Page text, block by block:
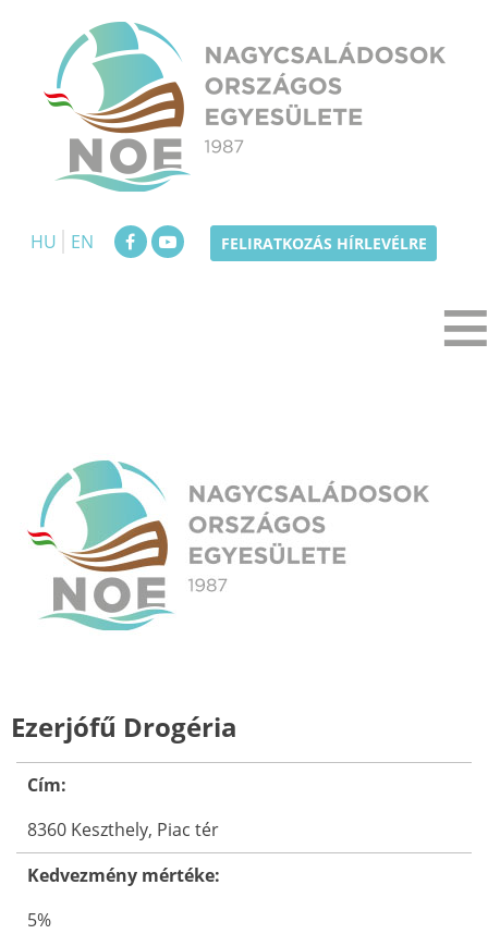
content
HU
EN FELIRATKOZÁS HÍRLEVÉLRE
Ezerjófű Drogéria
Cím:
8360 Keszthely, Piac tér
Kedvezmény mértéke:
5%